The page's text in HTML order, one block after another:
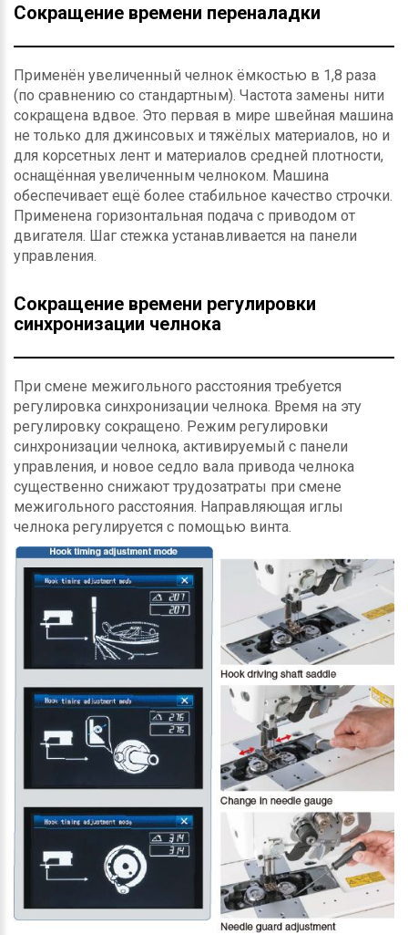
Сокращение времени переналадки
Применён увеличенный челнок ёмкостью в 1,8 раза
(по сравнению со стандартным). Частота замены нити
сокращена вдвое. Это первая в мире швейная машина
не только для джинсовых и тяжёлых материалов, но и
для корсетных лент и материалов средней плотности,
оснащённая увеличенным челноком. Машина
обеспечивает ещё более стабильное качество строчки.
Применена горизонтальная подача с приводом от
двигателя. Шаг стежка устанавливается на панели
управления.
Сокращение времени регулировки
синхронизации челнока
При смене межигольного расстояния требуется
регулировка синхронизации челнока. Время на эту
регулировку сокращено. Режим регулировки
синхронизации челнока, активируемый с панели
управления, и новое седло вала привода челнока
существенно снижают трудозатраты при смене
межигольного расстояния. Направляющая иглы
челнока регулируется с помощью винта.